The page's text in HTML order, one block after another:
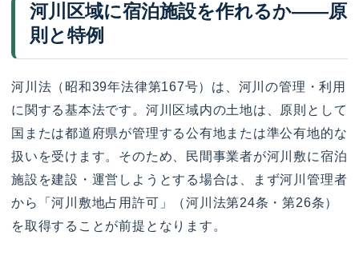
河川区域に宿泊施設を作れるか——原
則と特例
河川法（昭和39年法律第167号）は、河川の管理・利用
に関する基本法です。河川区域内の土地は、原則として
国または都道府県が管理する公有地または準公有地的な
扱いを受けます。そのため、民間事業者が河川敷に宿泊
施設を建設・運営しようとする場合は、まず河川管理者
から「河川敷地占用許可」（河川法第24条・第26条）
を取得することが前提となります。